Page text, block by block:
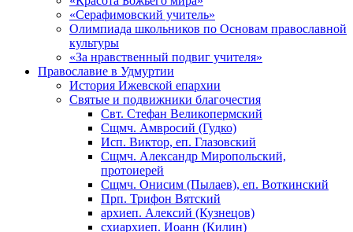
«Серафимовский учитель»
Олимпиада школьников по Основам православной
культуры
«За нравственный подвиг учителя»
Православие в Удмуртии
История Ижевской епархии
Святые и подвижники благочестия
Свт. Стефан Великопермский
Сщмч. Амвросий (Гудко)
Исп. Виктор, еп. Глазовский
Сщмч. Александр Миропольский,
протоиерей
Сщмч. Онисим (Пылаев), еп. Воткинский
Прп. Трифон Вятский
архиеп. Алексий (Кузнецов)
схиархиеп. Иоанн (Килин)